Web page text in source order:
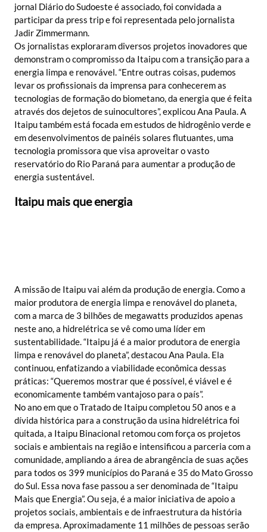
jornal Diário do Sudoeste é associado, foi convidada a
participar da press trip e foi representada pelo jornalista
Jadir Zimmermann.
Os jornalistas exploraram diversos projetos inovadores que
demonstram o compromisso da Itaipu com a transição para a
energia limpa e renovável. “Entre outras coisas, pudemos
levar os profissionais da imprensa para conhecerem as
tecnologias de formação do biometano, da energia que é feita
através dos dejetos de suinocultores”, explicou Ana Paula. A
Itaipu também está focada em estudos de hidrogênio verde e
em desenvolvimentos de painéis solares flutuantes, uma
tecnologia promissora que visa aproveitar o vasto
reservatório do Rio Paraná para aumentar a produção de
energia sustentável.
Itaipu mais que energia
A missão de Itaipu vai além da produção de energia. Como a
maior produtora de energia limpa e renovável do planeta,
com a marca de 3 bilhões de megawatts produzidos apenas
neste ano, a hidrelétrica se vê como uma líder em
sustentabilidade. “Itaipu já é a maior produtora de energia
limpa e renovável do planeta”, destacou Ana Paula. Ela
continuou, enfatizando a viabilidade econômica dessas
práticas: “Queremos mostrar que é possível, é viável e é
economicamente também vantajoso para o país”.
No ano em que o Tratado de Itaipu completou 50 anos e a
dívida histórica para a construção da usina hidrelétrica foi
quitada, a Itaipu Binacional retomou com força os projetos
sociais e ambientais na região e intensificou a parceria com a
comunidade, ampliando a área de abrangência de suas ações
para todos os 399 municípios do Paraná e 35 do Mato Grosso
do Sul. Essa nova fase passou a ser denominada de “Itaipu
Mais que Energia”. Ou seja, é a maior iniciativa de apoio a
projetos sociais, ambientais e de infraestrutura da história
da empresa. Aproximadamente 11 milhões de pessoas serão